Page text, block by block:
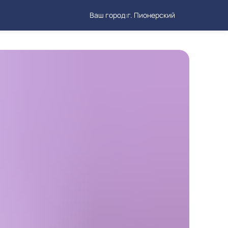
Ваш город:г. Пионерский